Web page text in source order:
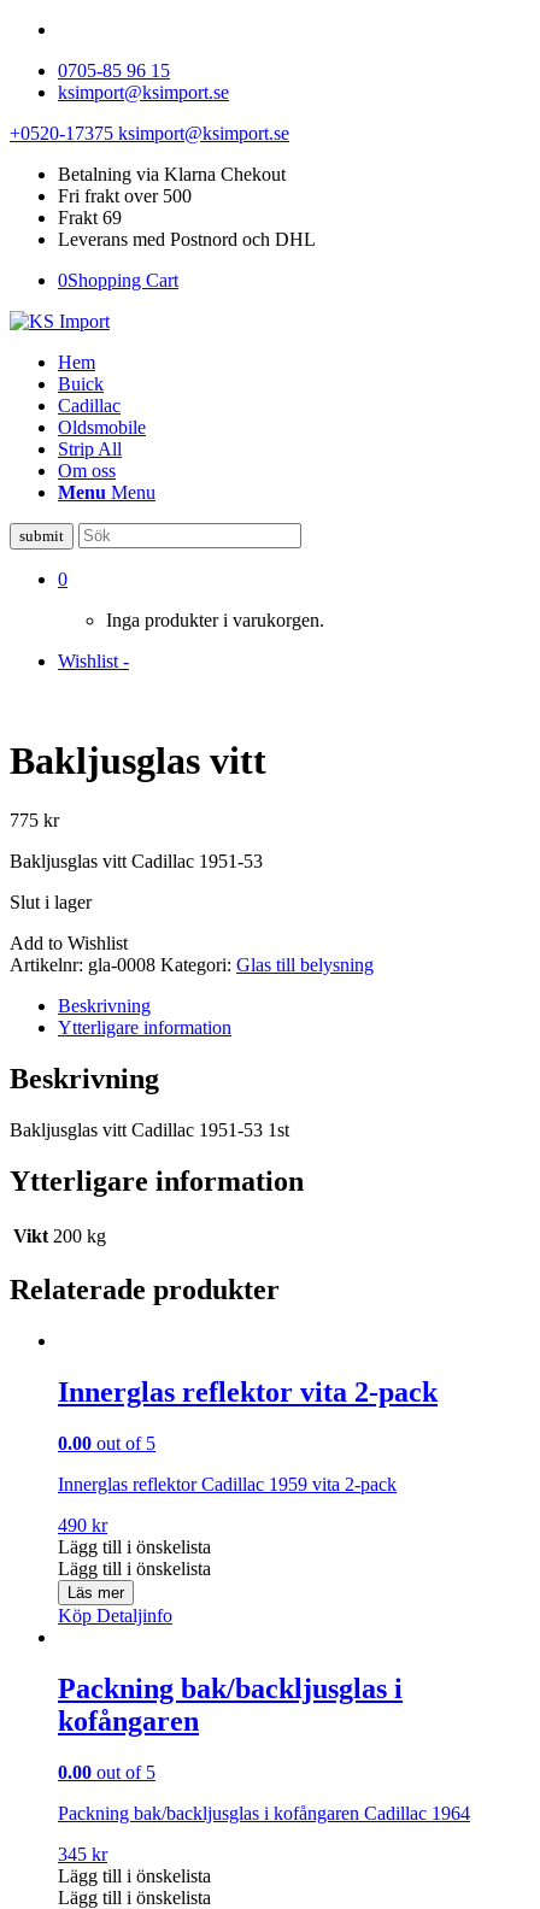
0705-85 96 15
ksimport@ksimport.se
+0520-17375 ksimport@ksimport.se
Betalning via Klarna Chekout
Fri frakt over 500
Frakt 69
Leverans med Postnord och DHL
0Shopping Cart
Hem
Buick
Cadillac
Oldsmobile
Strip All
Om oss
Menu Menu
0
Inga produkter i varukorgen.
Wishlist -
Bakljusglas vitt
775 kr
Bakljusglas vitt Cadillac 1951-53
Slut i lager
Add to Wishlist
Artikelnr: gla-0008 Kategori: Glas till belysning
Beskrivning
Ytterligare information
Beskrivning
Bakljusglas vitt Cadillac 1951-53 1st
Ytterligare information
Vikt 200 kg
Relaterade produkter
Innerglas reflektor vita 2-pack
0.00 out of 5
Innerglas reflektor Cadillac 1959 vita 2-pack
490 kr
Lägg till i önskelista
Lägg till i önskelista
Läs mer
Köp Detaljinfo
Packning bak/backljusglas i
kofångaren
0.00 out of 5
Packning bak/backljusglas i kofångaren Cadillac 1964
345 kr
Lägg till i önskelista
Lägg till i önskelista